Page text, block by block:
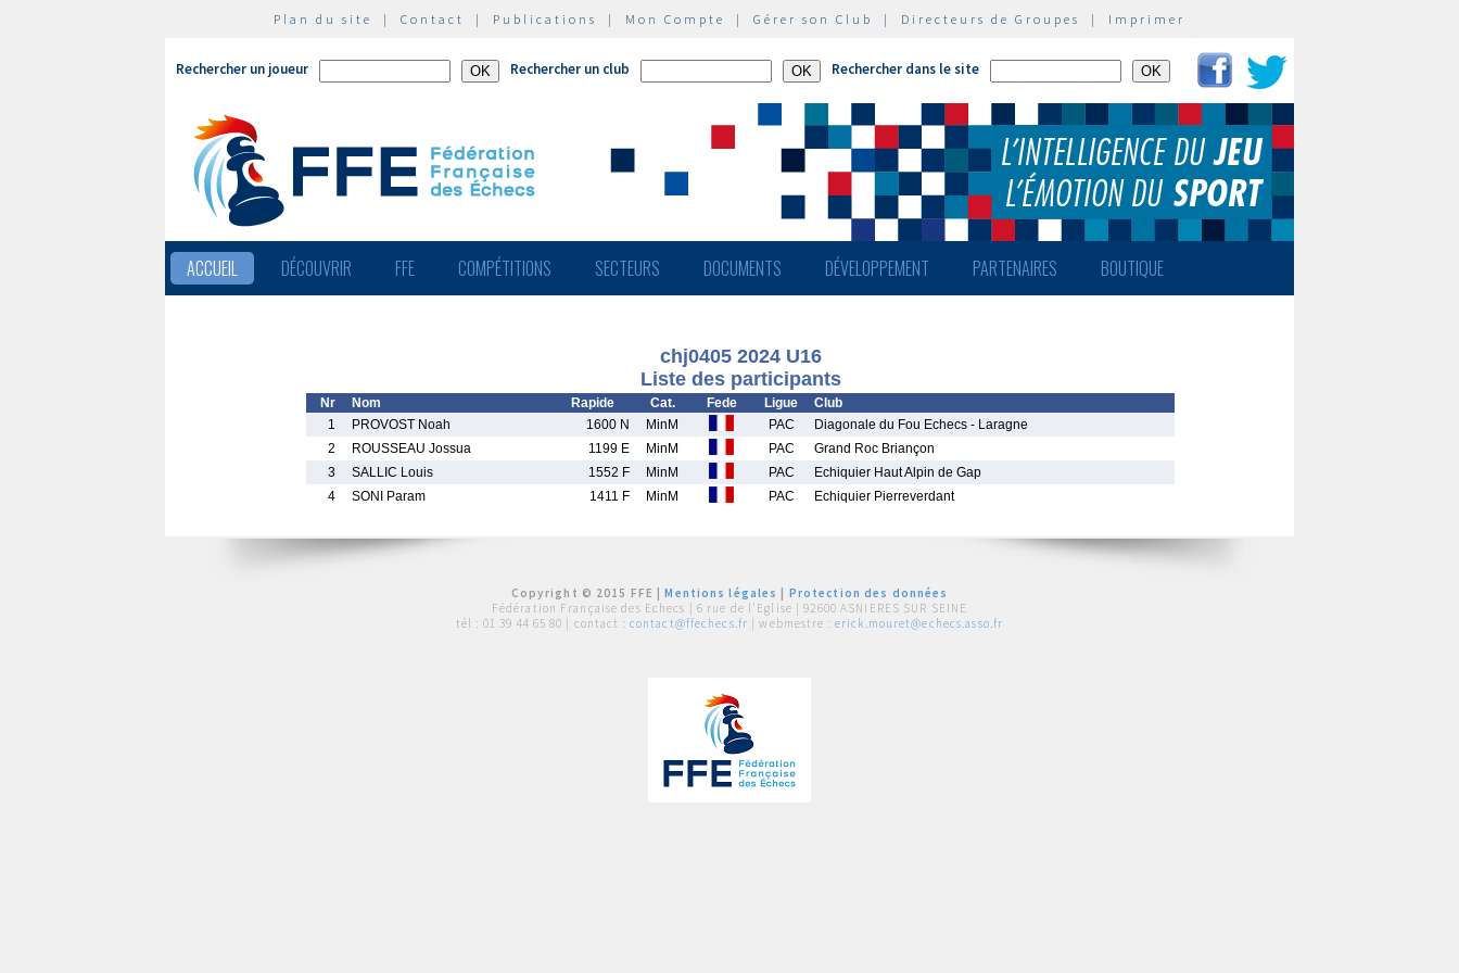
Plan du site | Contact | Publications | Mon Compte | Gérer son Club | Directeurs de Groupes | Imprimer
Rechercher un joueur Rechercher un club Rechercher dans le site
ACCUEIL DÉCOUVRIR FFE COMPÉTITIONS SECTEURS DOCUMENTS DÉVELOPPEMENT PARTENAIRES BOUTIQUE
chj0405 2024 U16
Liste des participants
Nr Nom Rapide Cat. Fede Ligue
Club
1
PROVOST Noah 1600 N MinM PAC
Diagonale du Fou Echecs - Laragne
2
ROUSSEAU Jossua 1199 E MinM PAC
Grand Roc Briançon
3
SALLIC Louis 1552 F MinM PAC
Echiquier Haut Alpin de Gap
4
SONI Param 1411 F MinM PAC Echiquier Pierreverdant
Copyright © 2015 FFE |Mentions légales
Protection des données
Fédération Française des Echecs | 6 rue de l'Eglise | 92600 ASNIERES SUR SEINE
tél : 01 39 44 65 80 | contact : contact@ffechecs.fr | webmestre : erick.mouret@echecs.asso.fr